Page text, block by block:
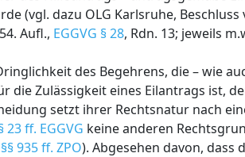
(vgl. dazu OLG Karlsruhe, Beschluss
Aufl., EGGVG § 28, Rdn. 13; jeweils
des Begehrens, die – wie
die Zulässigkeit eines Eilantrags ist,
setzt ihrer Rechtsnatur nach
23 ff. EGGVG keine anderen
§§ 935 ff. ZPO). Abgesehen davon,